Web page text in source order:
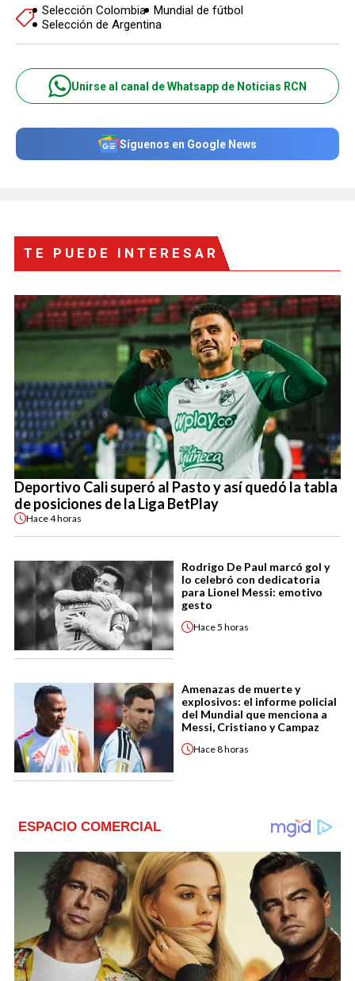
Selección Colombia
Mundial de fútbol
Selección de Argentina
Unirse al canal de Whatsapp de Noticias RCN
Síguenos en Google News
TE PUEDE INTERESAR
Deportivo Cali superó al Pasto y así quedó la tabla
de posiciones de la Liga BetPlay
Hace4 horas
Rodrigo De Paul marcó gol y
lo celebró con dedicatoria
para Lionel Messi: emotivo
gesto
Hace5 horas
Amenazas de muerte y
explosivos: el informe policial
del Mundial que menciona a
Messi, Cristiano y Campaz
Hace8 horas